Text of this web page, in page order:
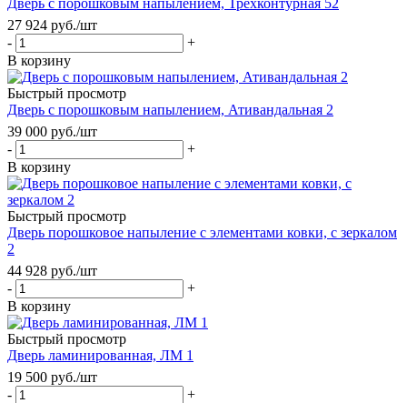
27 924 руб./шт
-
+
В корзину
Быстрый просмотр
Дверь с порошковым напылением, Ативандальная 2
39 000 руб./шт
-
+
В корзину
Быстрый просмотр
Дверь порошковое напыление с элементами ковки, с зеркалом
2
44 928 руб./шт
-
+
В корзину
Быстрый просмотр
Дверь ламинированная, ЛМ 1
19 500 руб./шт
-
+